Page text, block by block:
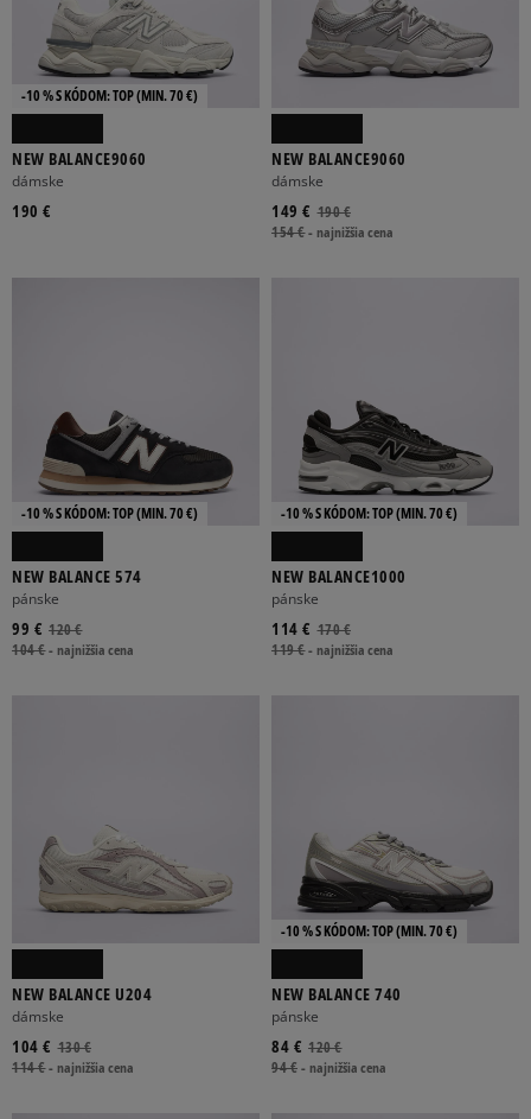
-10 % S KÓDOM: TOP (MIN. 70 €)
NEW BALANCE9060
dámske
190 €
NEW BALANCE9060
dámske
190 €
149 €
154 €-najnižšia cena
-10 % S KÓDOM: TOP (MIN. 70 €)
NEW BALANCE 574
pánske
120 €
99 €
104 €-najnižšia cena
-10 % S KÓDOM: TOP (MIN. 70 €)
NEW BALANCE1000
pánske
170 €
114 €
119 €-najnižšia cena
NEW BALANCE U204
dámske
130 €
104 €
114 €-najnižšia cena
-10 % S KÓDOM: TOP (MIN. 70 €)
NEW BALANCE 740
pánske
120 €
84 €
94 €-najnižšia cena